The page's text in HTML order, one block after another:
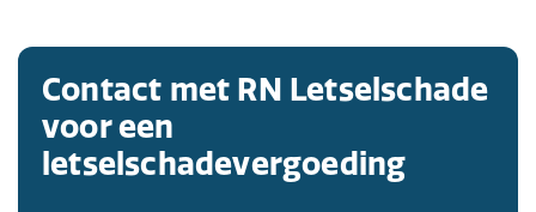
Contact met RN Letselschade
voor een
letselschadevergoeding